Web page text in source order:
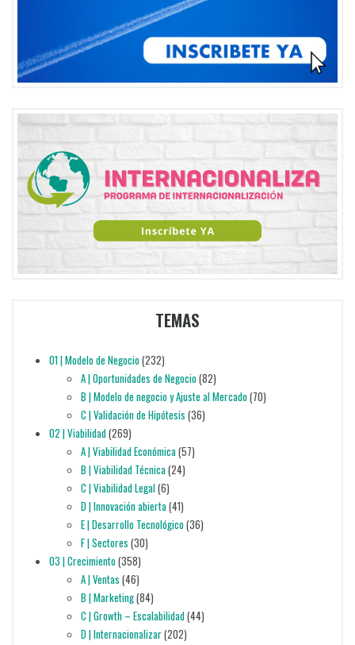
TEMAS
01 | Modelo de Negocio(232)
A | Oportunidades de Negocio(82)
B | Modelo de negocio y Ajuste al Mercado(70)
C | Validación de Hipótesis (36)
02 | Viabilidad(269)
A | Viabilidad Económica(57)
B | Viabilidad Técnica(24)
C | Viabilidad Legal(6)
D | Innovación abierta(41)
E | Desarrollo Tecnológico(36)
F | Sectores (30)
03 | Crecimiento(358)
A | Ventas (46)
B | Marketing(84)
C | Growth – Escalabilidad(44)
D | Internacionalizar(202)